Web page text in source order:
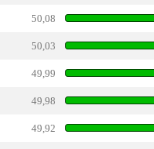
50,08
50,03
49,99
49,98
49,92